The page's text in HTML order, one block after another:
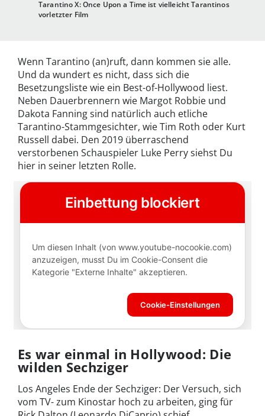
Tarantino X: Once Upon a Time ist vielleicht Tarantinos
vorletzter Film
Wenn Tarantino (an)ruft, dann kommen sie alle.
Und da wundert es nicht, dass sich die
Besetzungsliste wie ein Best-of-Hollywood liest.
Neben Dauerbrennern wie Margot Robbie und
Dakota Fanning sind natürlich auch etliche
Tarantino-Stammgesichter, wie Tim Roth oder Kurt
Russell dabei. Den 2019 überraschend
verstorbenen Schauspieler Luke Perry siehst Du
hier in seiner letzten Rolle.
Es war einmal in Hollywood: Die
wilden Sechziger
Los Angeles Ende der Sechziger: Der Versuch, sich
vom TV- zum Kinostar hoch zu arbeiten, ging für